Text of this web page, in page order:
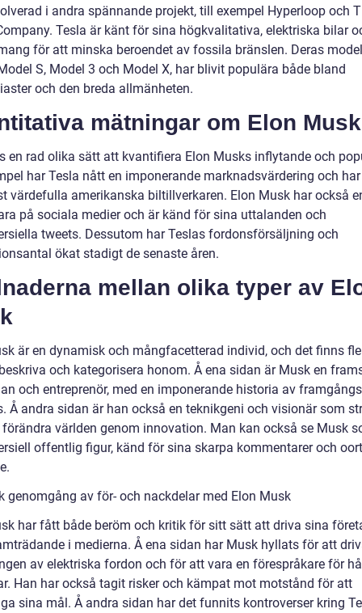
i andra spännande projekt, till exempel Hyperloop och
Tesla är känt för sina högkvalitativa, elektriska bilar
för att minska beroendet av fossila bränslen. Deras
S, Model 3 och Model X, har blivit populära både bland
och den breda allmänheten.
mätningar om Elon Musk
en rad olika sätt att kvantifiera Elon Musks inflytande och
har Tesla nått en imponerande marknadsvärdering och
värdefulla amerikanska biltillverkaren. Elon Musk har också
på sociala medier och är känd för sina uttalanden och
tweets. Dessutom har Teslas fordonsförsäljning och
ökat stadigt de senaste åren.
mellan olika typer av
är en dynamisk och mångfacetterad individ, och det finns
och kategorisera honom. Å ena sidan är Musk en
och entreprenör, med en imponerande historia av
Å andra sidan är han också en teknikgeni och visionär som
världen genom innovation. Man kan också se Musk
offentlig figur, känd för sina skarpa kommentarer och
genomgång av för- och nackdelar med Elon Musk
har fått både beröm och kritik för sitt sätt att driva sina
i medierna. Å ena sidan har Musk hyllats för att
av elektriska fordon och för att vara en förespråkare för
Han har också tagit risker och kämpat mot motstånd för att
sina mål. Å andra sidan har det funnits kontroverser kring